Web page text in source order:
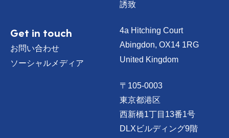
誘致
Get in touch
お問い合わせ
ソーシャルメディア
4a Hitching Court
Abingdon, OX14 1RG
United Kingdom
〒105-0003
東京都港区
西新橋1丁目13番1号
DLXビルディング9階